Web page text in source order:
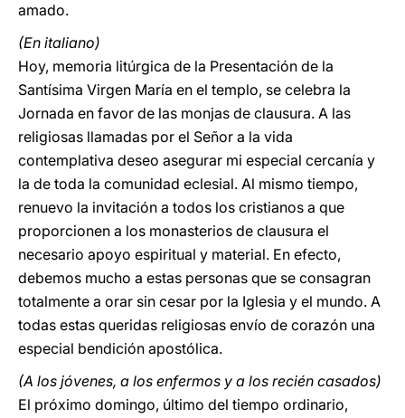
amado.
(En italiano)
Hoy, memoria litúrgica de la Presentación de la
Santísima Virgen María en el templo, se celebra la
Jornada en favor de las monjas de clausura. A las
religiosas llamadas por el Señor a la vida
contemplativa deseo asegurar mi especial cercanía y
la de toda la comunidad eclesial. Al mismo tiempo,
renuevo la invitación a todos los cristianos a que
proporcionen a los monasterios de clausura el
necesario apoyo espiritual y material. En efecto,
debemos mucho a estas personas que se consagran
totalmente a orar sin cesar por la Iglesia y el mundo. A
todas estas queridas religiosas envío de corazón una
especial bendición apostólica.
(A los jóvenes, a los enfermos y a los recién casados)
El próximo domingo, último del tiempo ordinario,